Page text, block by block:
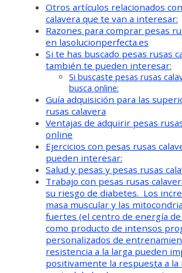
Otros artículos relacionados
calavera que te van a interesar:
Razones para comprar pesas
en lasolucionperfecta.es
Si te has buscado pesas rusas
también te pueden interesar:
Si buscaste pesas rusas
busca online:
Guía adquisición para las
rusas calavera
Ventajas de adquirir pesas
online
Ejercicios con pesas rusas
pueden interesar:
Salud y pesas y pesas rusas
Trabajo con pesas rusas
su riesgo de diabetes. Los
masa muscular y las
fuertes (el centro de energía de
como producto de intensos
personalizados de
resistencia a la larga pueden
positivamente la respuesta a la